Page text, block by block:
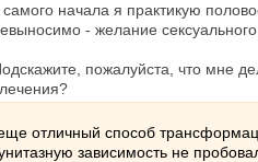
самого начала я практикую
- желание
пожалуйста, что мне
отличный способ
зависимость не